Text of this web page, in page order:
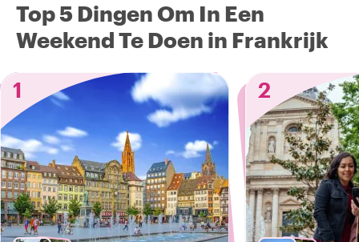
Top 5 Dingen Om In Een
Weekend Te Doen in Frankrijk
1
2